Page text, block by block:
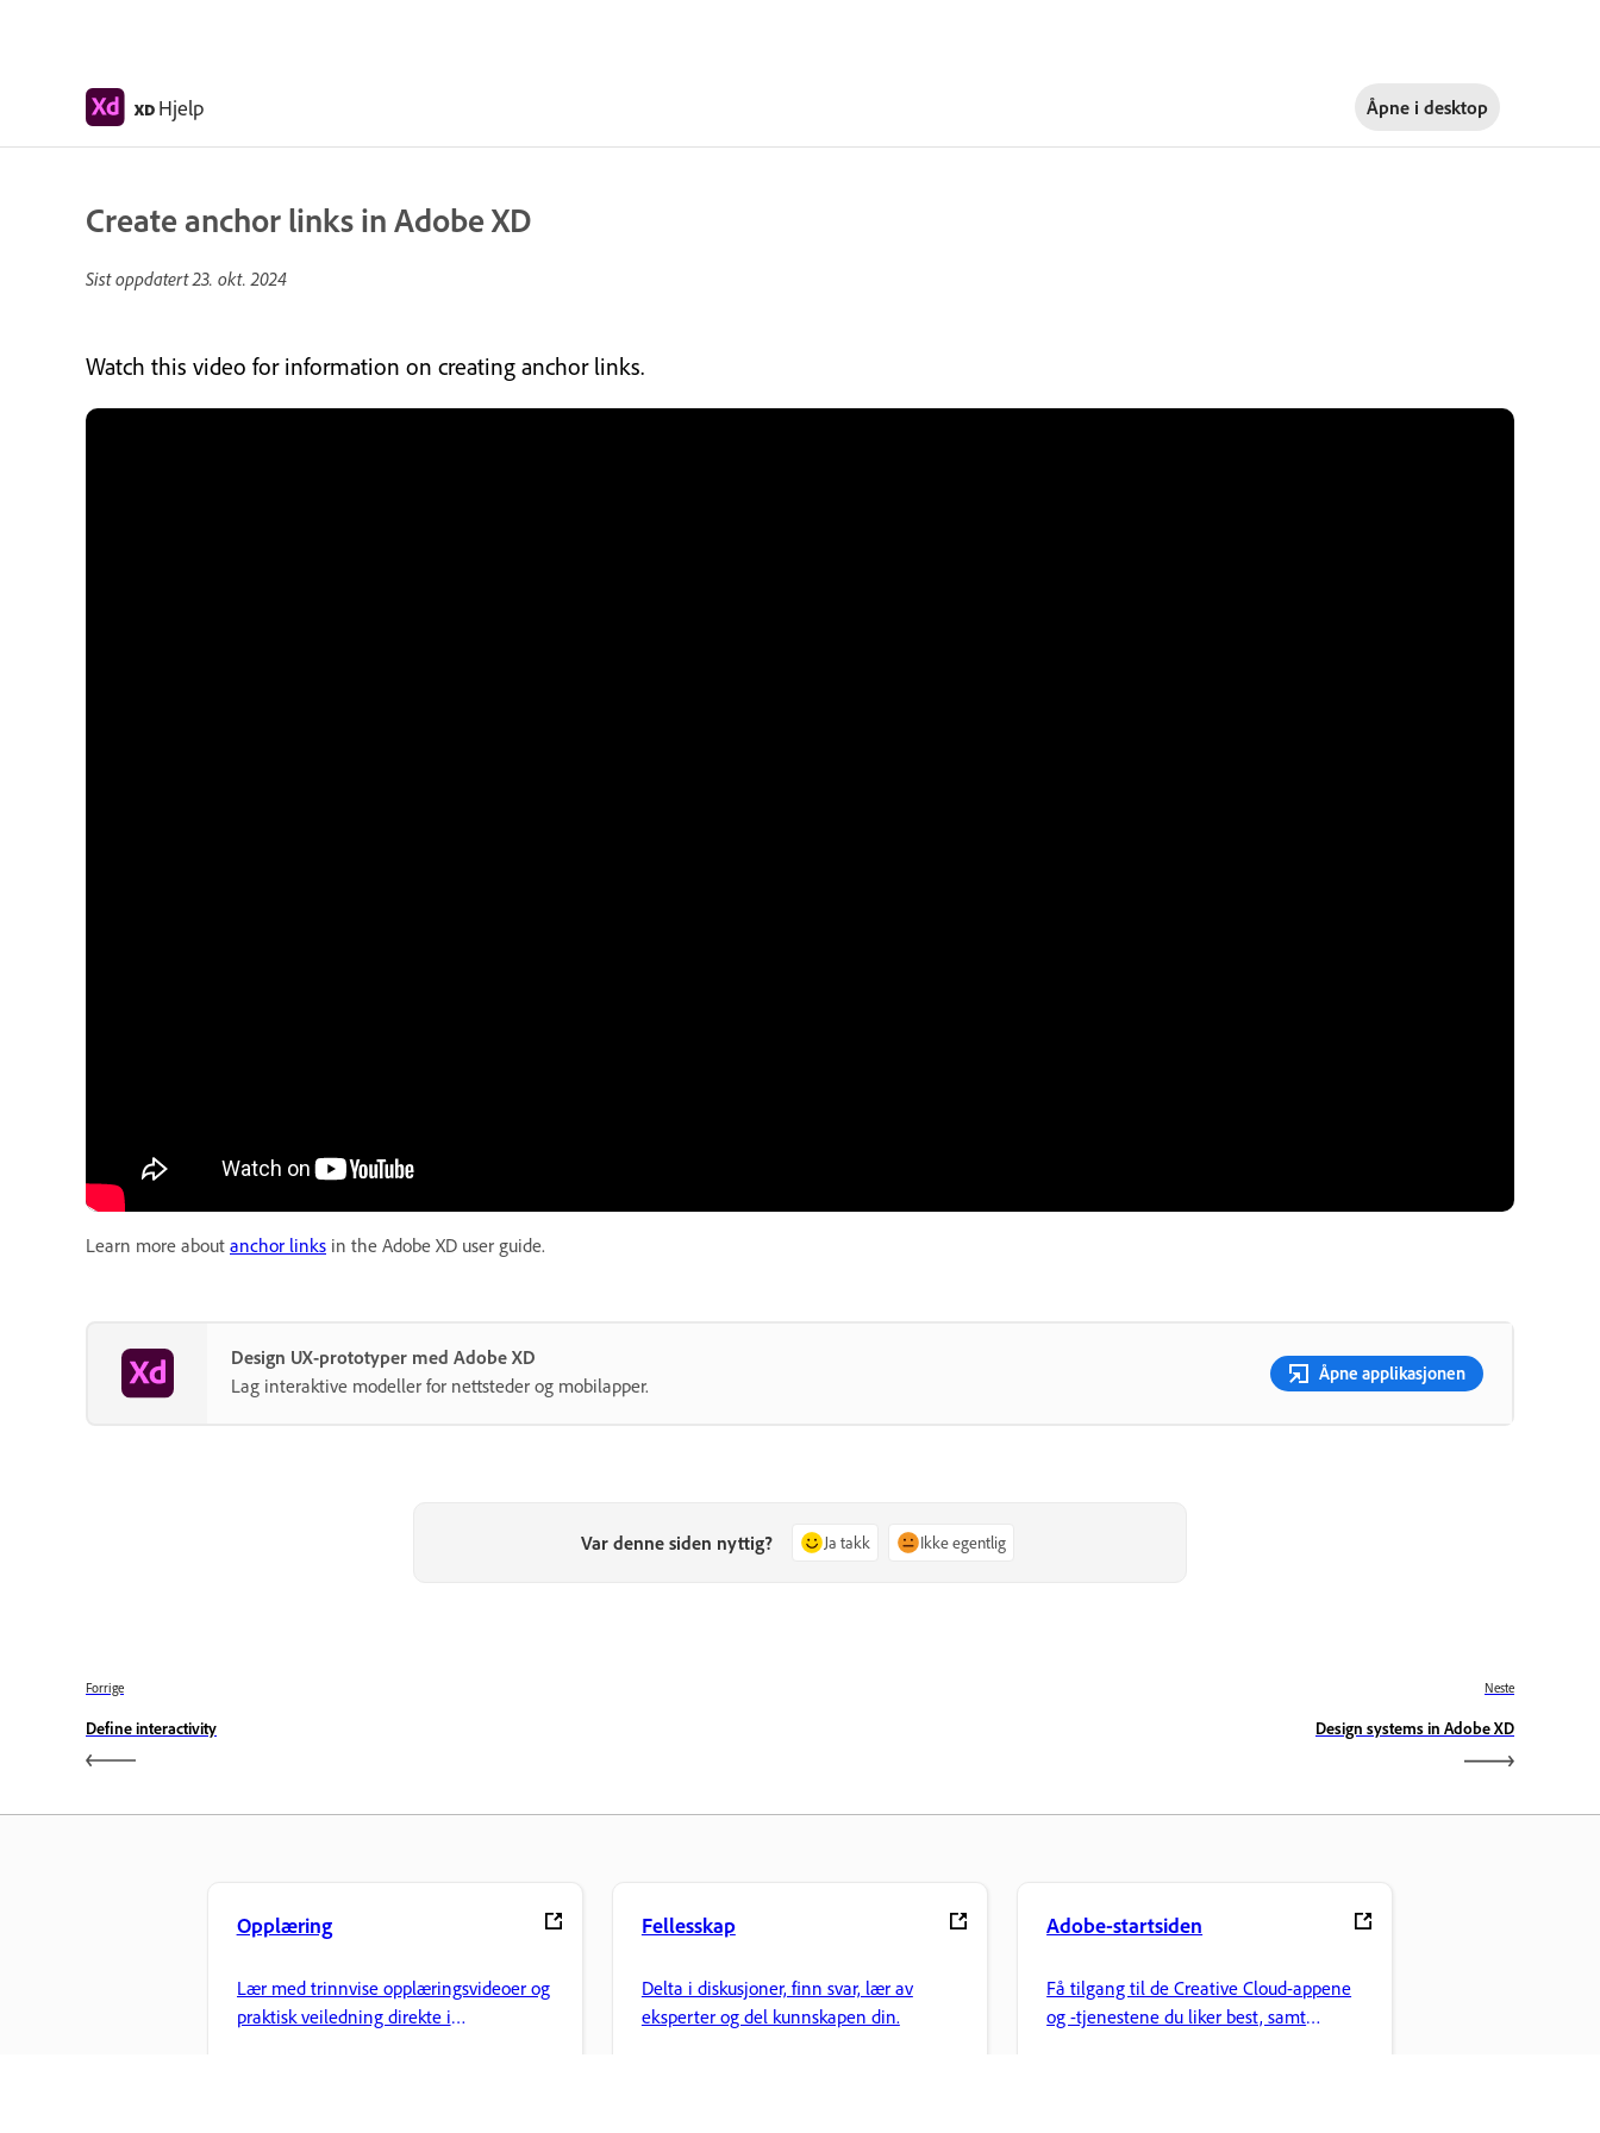
XD Hjelp Åpne i desktop
Create anchor links in Adobe XD
Sist oppdatert23. okt. 2024
Watch this video for information on creating anchor links.
Learn more about anchor links in the Adobe XD user guide.
Design UX-prototyper med Adobe XD
Lag interaktive modeller for nettsteder og mobilapper.
Åpne applikasjonen
Var denne siden nyttig? Ja takk Ikke egentlig
Forrige
Define interactivity
Neste
Design systems in Adobe XD
Opplæring
Lær med trinnvise opplæringsvideoer og
praktisk veiledning direkte i
Fellesskap
Delta i diskusjoner, finn svar, lær av
eksperter og del kunnskapen din.
Adobe-startsiden
Få tilgang til de Creative Cloud-appene
og -tjenestene du liker best, samt